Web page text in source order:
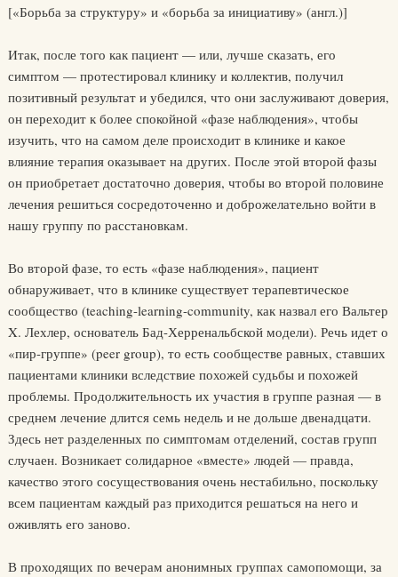
[«Борьба за структуру» и «борьба за инициативу» (англ.)]
Итак, после того как пациент — или, лучше сказать, его
симптом — протестировал клинику и коллектив, получил
позитивный результат и убедился, что они заслуживают доверия,
он переходит к более спокойной «фазе наблюдения», чтобы
изучить, что на самом деле происходит в клинике и какое
влияние терапия оказывает на других. После этой второй фазы
он приобретает достаточно доверия, чтобы во второй половине
лечения решиться сосредоточенно и доброжелательно войти в
нашу группу по расстановкам.
Во второй фазе, то есть «фазе наблюдения», пациент
обнаруживает, что в клинике существует терапевтическое
сообщество (teaching-learning-community, как назвал его Вальтер
X. Лехлер, основатель Бад-Херренальбской модели). Речь идет о
«пир-группе» (peer group), то есть сообществе равных, ставших
пациентами клиники вследствие похожей судьбы и похожей
проблемы. Продолжительность их участия в группе разная — в
среднем лечение длится семь недель и не дольше двенадцати.
Здесь нет разделенных по симптомам отделений, состав групп
случаен. Возникает солидарное «вместе» людей — правда,
качество этого сосуществования очень нестабильно, поскольку
всем пациентам каждый раз приходится решаться на него и
оживлять его заново.
В проходящих по вечерам анонимных группах самопомощи, за